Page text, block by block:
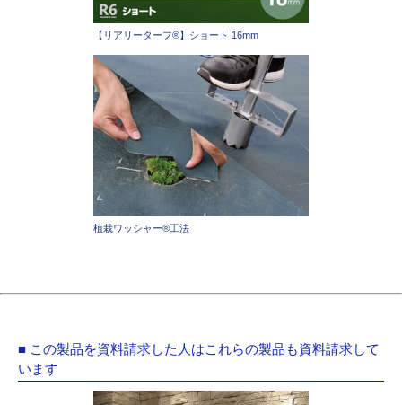
【リアリーターフ®】ショート 16mm
植栽ワッシャー®工法
■ この製品を資料請求した人はこれらの製品も資料請求して
います